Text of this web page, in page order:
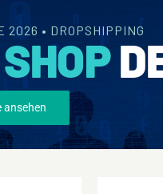
2026 • DROPSHIPPING
SHOP
ansehen